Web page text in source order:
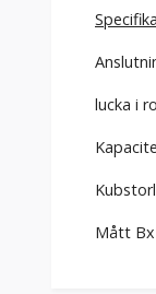
lucka i
Mått